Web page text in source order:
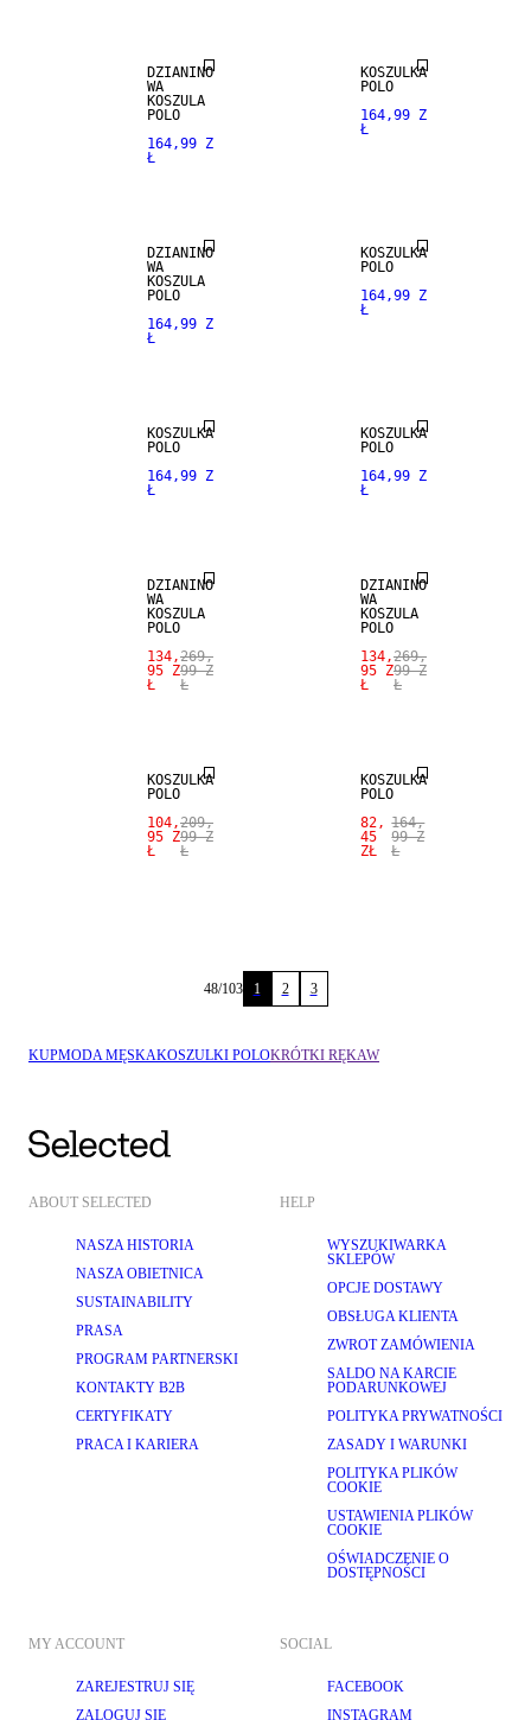
DZIANINO
WA
KOSZULA
POLO
164,99 Z
Ł
KOSZULKA
POLO
164,99 Z
Ł
DZIANINO
WA
KOSZULA
POLO
164,99 Z
Ł
KOSZULKA
POLO
164,99 Z
Ł
KOSZULKA
POLO
164,99 Z
Ł
KOSZULKA
POLO
164,99 Z
Ł
SALE
MIESZANKA
DZIANINO
WA
KOSZULA
POLO
134,
95 Z
Ł
269,
99 Z
Ł
SALE
MIESZANKA
DZIANINO
WA
KOSZULA
POLO
134,
95 Z
Ł
269,
99 Z
Ł
KOSZULKA
POLO
104,
95 Z
Ł
209,
99 Z
Ł
KOSZULKA
POLO
82,
45
ZŁ
164,
99 Z
Ł
48/103 1 2 3
KUPMODA MĘSKAKOSZULKI POLOKRÓTKI RĘKAW
ABOUT SELECTED
NASZA HISTORIA
NASZA OBIETNICA
SUSTAINABILITY
PRASA
PROGRAM PARTNERSKI
KONTAKTY B2B
CERTYFIKATY
PRACA I KARIERA
HELP
WYSZUKIWARKA
SKLEPÓW
OPCJE DOSTAWY
OBSŁUGA KLIENTA
ZWROT ZAMÓWIENIA
SALDO NA KARCIE
PODARUNKOWEJ
POLITYKA PRYWATNOŚCI
ZASADY I WARUNKI
POLITYKA PLIKÓW
COOKIE
USTAWIENIA PLIKÓW
COOKIE
OŚWIADCZENIE O
DOSTĘPNOŚCI
MY ACCOUNT
ZAREJESTRUJ SIĘ
ZALOGUJ SIĘ
SOCIAL
FACEBOOK
INSTAGRAM